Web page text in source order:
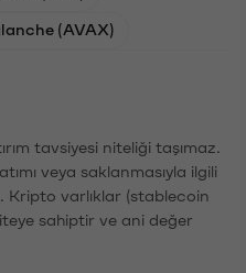
(AVAX)
tavsiyesi niteliği taşımaz.
veya saklanmasıyla ilgili
Kripto varlıklar (stablecoin
sahiptir ve ani değer